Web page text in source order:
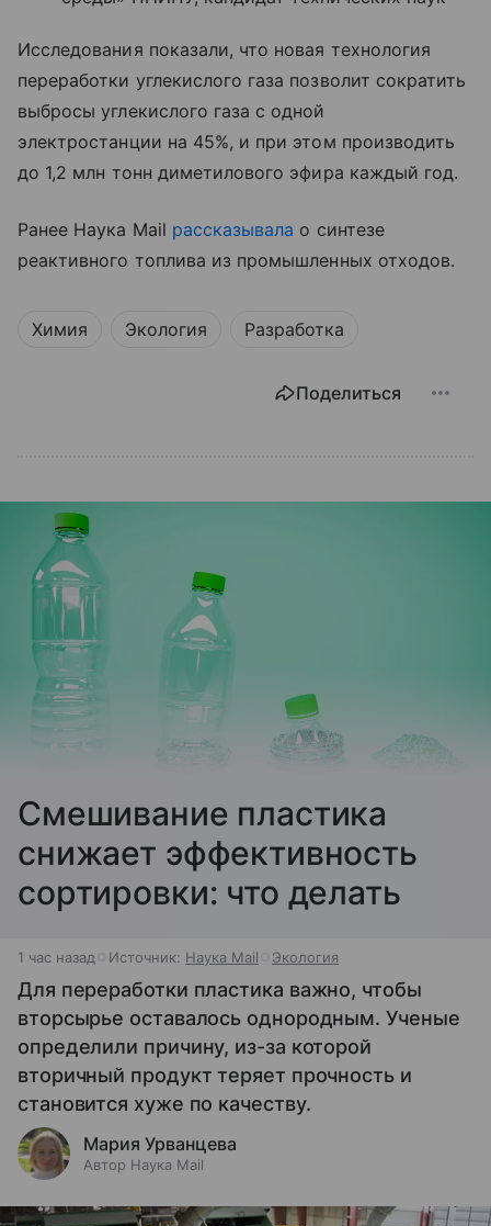
Исследования показали, что новая технология
переработки углекислого газа позволит сократить
выбросы углекислого газа с одной
электростанции на 45%, и при этом производить
до 1,2 млн тонн диметилового эфира каждый год.
Ранее Наука Mail рассказывала о синтезе
реактивного топлива из промышленных отходов.
Химия Экология Разработка
Поделиться
Смешивание пластика
снижает эффективность
сортировки: что делать
1 час назад Источник: Наука Mail Экология
Для переработки пластика важно, чтобы
вторсырье оставалось однородным. Ученые
определили причину, из-за которой
вторичный продукт теряет прочность и
становится хуже по качеству.
Мария Урванцева
Автор Наука Mail